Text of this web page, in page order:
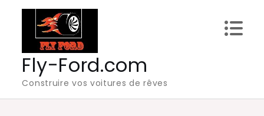
content
Fly-Ford.com
Construire vos voitures de rêves